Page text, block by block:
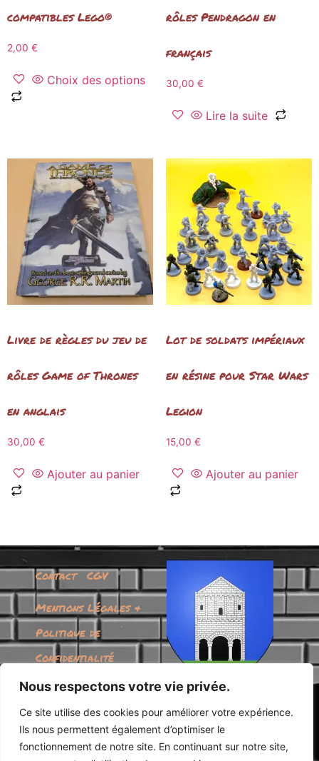
Nous respectons votre vie privée.
Ce site utilise des cookies pour améliorer votre expérience.
Ils nous permettent également d’optimiser le
fonctionnement de notre site. En continuant sur notre site,
compatibles Lego®
2,00 €
Choix des options
rôles Pendragon en
français
30,00 €
Lire la suite
Livre de règles du jeu de
rôles Game of Thrones
en anglais
30,00 €
Ajouter au panier
Lot de soldats impériaux
en résine pour Star Wars
Legion
15,00 €
Ajouter au panier
Contact CGV
Mentions Légales &
Politique de
Confidentialité
Frais de Livraison
Retours et
remboursements